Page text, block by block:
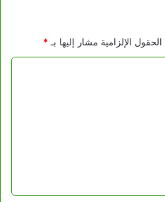
الحقول الإلزامية مشار إليها بـ*